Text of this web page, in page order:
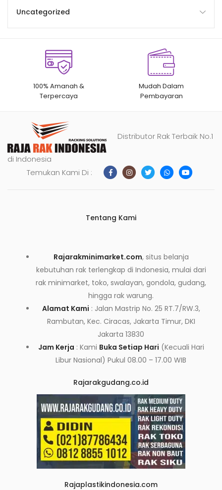
Uncategorized
100% Amanah &
Terpercaya
Mudah Dalam
Pembayaran
Distributor Rak Terbaik No.1
di Indonesia
Temukan Kami Di :
Tentang Kami
Rajarakminimarket.com, situs belanja
kebutuhan rak terlengkap di Indonesia, mulai dari
rak minimarket, toko, swalayan, gondola, gudang,
hingga rak warung.
Alamat Kami : Jalan Mastrip No. 25 RT.7/RW.3,
Rambutan, Kec. Ciracas, Jakarta Timur, DKI
Jakarta 13830
Jam Kerja : Kami Buka Setiap Hari (Kecuali Hari
Libur Nasional) Pukul 08.00 – 17.00 WIB
Rajarakgudang.co.id
Rajaplastikindonesia.com